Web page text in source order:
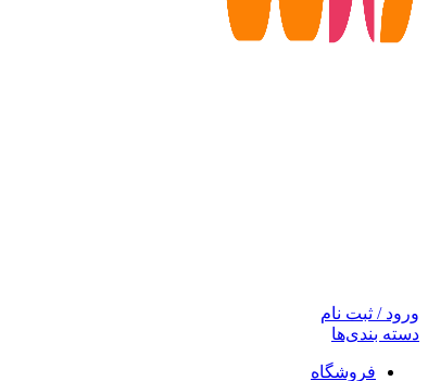
ورود / ثبت نام
دسته بندی‌ها
فروشگاه